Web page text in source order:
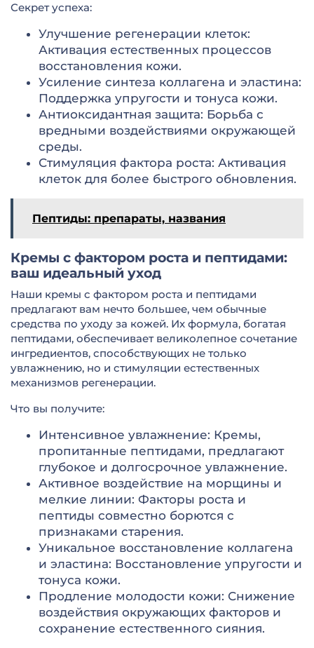
Секрет успеха:
Улучшение регенерации клеток:
Активация естественных процессов
восстановления кожи.
Усиление синтеза коллагена и эластина:
Поддержка упругости и тонуса кожи.
Антиоксидантная защита: Борьба с
вредными воздействиями окружающей
среды.
Стимуляция фактора роста: Активация
клеток для более быстрого обновления.
Пептиды: препараты, названия
Кремы с фактором роста и пептидами:
ваш идеальный уход
Наши кремы с фактором роста и пептидами
предлагают вам нечто большее, чем обычные
средства по уходу за кожей. Их формула, богатая
пептидами, обеспечивает великолепное сочетание
ингредиентов, способствующих не только
увлажнению, но и стимуляции естественных
механизмов регенерации.
Что вы получите:
Интенсивное увлажнение: Кремы,
пропитанные пептидами, предлагают
глубокое и долгосрочное увлажнение.
Активное воздействие на морщины и
мелкие линии: Факторы роста и
пептиды совместно борются с
признаками старения.
Уникальное восстановление коллагена
и эластина: Восстановление упругости и
тонуса кожи.
Продление молодости кожи: Снижение
воздействия окружающих факторов и
сохранение естественного сияния.